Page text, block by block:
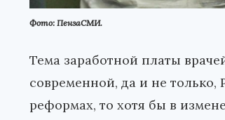
Фото: ПензаСМИ.
Тема заработной платы
современной, да и не только,
реформах, то хотя бы в